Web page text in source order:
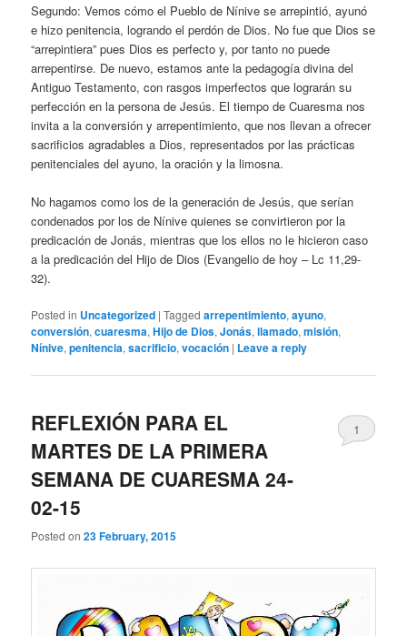
Segundo: Vemos cómo el Pueblo de Nínive se arrepintió, ayunó
e hizo penitencia, logrando el perdón de Dios. No fue que Dios se
“arrepintiera” pues Dios es perfecto y, por tanto no puede
arrepentirse. De nuevo, estamos ante la pedagogía divina del
Antiguo Testamento, con rasgos imperfectos que lograrán su
perfección en la persona de Jesús. El tiempo de Cuaresma nos
invita a la conversión y arrepentimiento, que nos llevan a ofrecer
sacrificios agradables a Dios, representados por las prácticas
penitenciales del ayuno, la oración y la limosna.
No hagamos como los de la generación de Jesús, que serían
condenados por los de Nínive quienes se convirtieron por la
predicación de Jonás, mientras que los ellos no le hicieron caso
a la predicación del Hijo de Dios (Evangelio de hoy – Lc 11,29-
32).
Posted in Uncategorized |Tagged arrepentimiento,ayuno,
conversión,cuaresma,Hijo de Dios,Jonás,llamado,misión,
Nínive,penitencia,sacrificio,vocación | Leave a reply
REFLEXIÓN PARA EL
MARTES DE LA PRIMERA
SEMANA DE CUARESMA 24-
02-15
Posted on23 February, 2015
1